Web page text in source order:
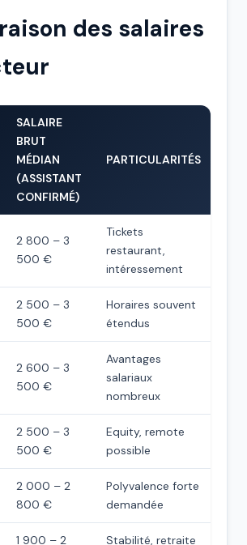
des salaires
SALAIRE
BRUT
MÉDIAN
(ASSISTANT
CONFIRMÉ)
PARTICULARITÉS
2 800 – 3
500 €
Tickets
restaurant,
intéressement
2 500 – 3
500 €
Horaires souvent
étendus
2 600 – 3
500 €
Avantages
salariaux
nombreux
2 500 – 3
500 €
Equity, remote
possible
2 000 – 2
800 €
Polyvalence forte
demandée
1 900 – 2 Stabilité, retraite